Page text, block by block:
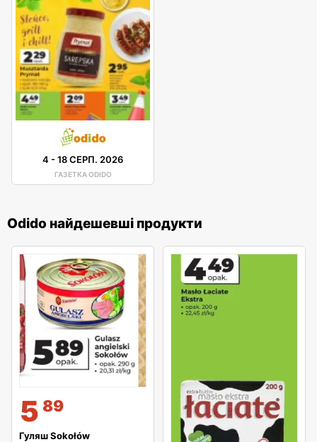
4 -18 СЕРП. 2026
ГАЗЕТКА ODIDO
Odido найдешевші продукти
5 89
Гуляш Sokołów